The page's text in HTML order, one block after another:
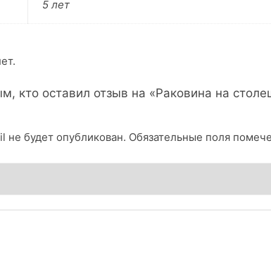
5 лет
кто оставил отзыв на «Раковина на
не будет опубликован. Обязательные поля